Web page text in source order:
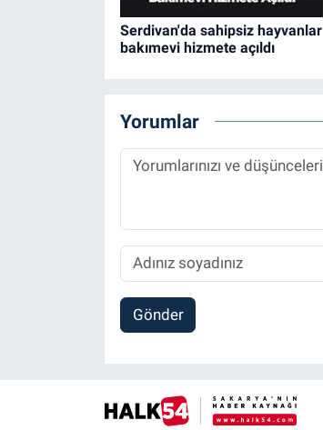
Serdivan'da sahipsiz hayvanlar
bakımevi hizmete açıldı
Yorumlar
Gönder